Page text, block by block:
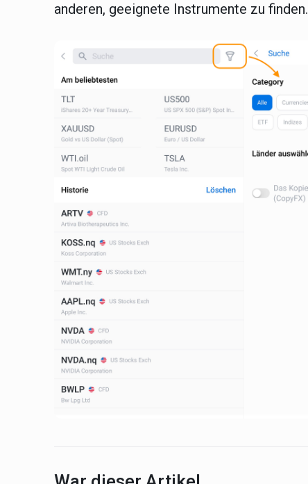
anderen, geeignete Instrumente zu finden.